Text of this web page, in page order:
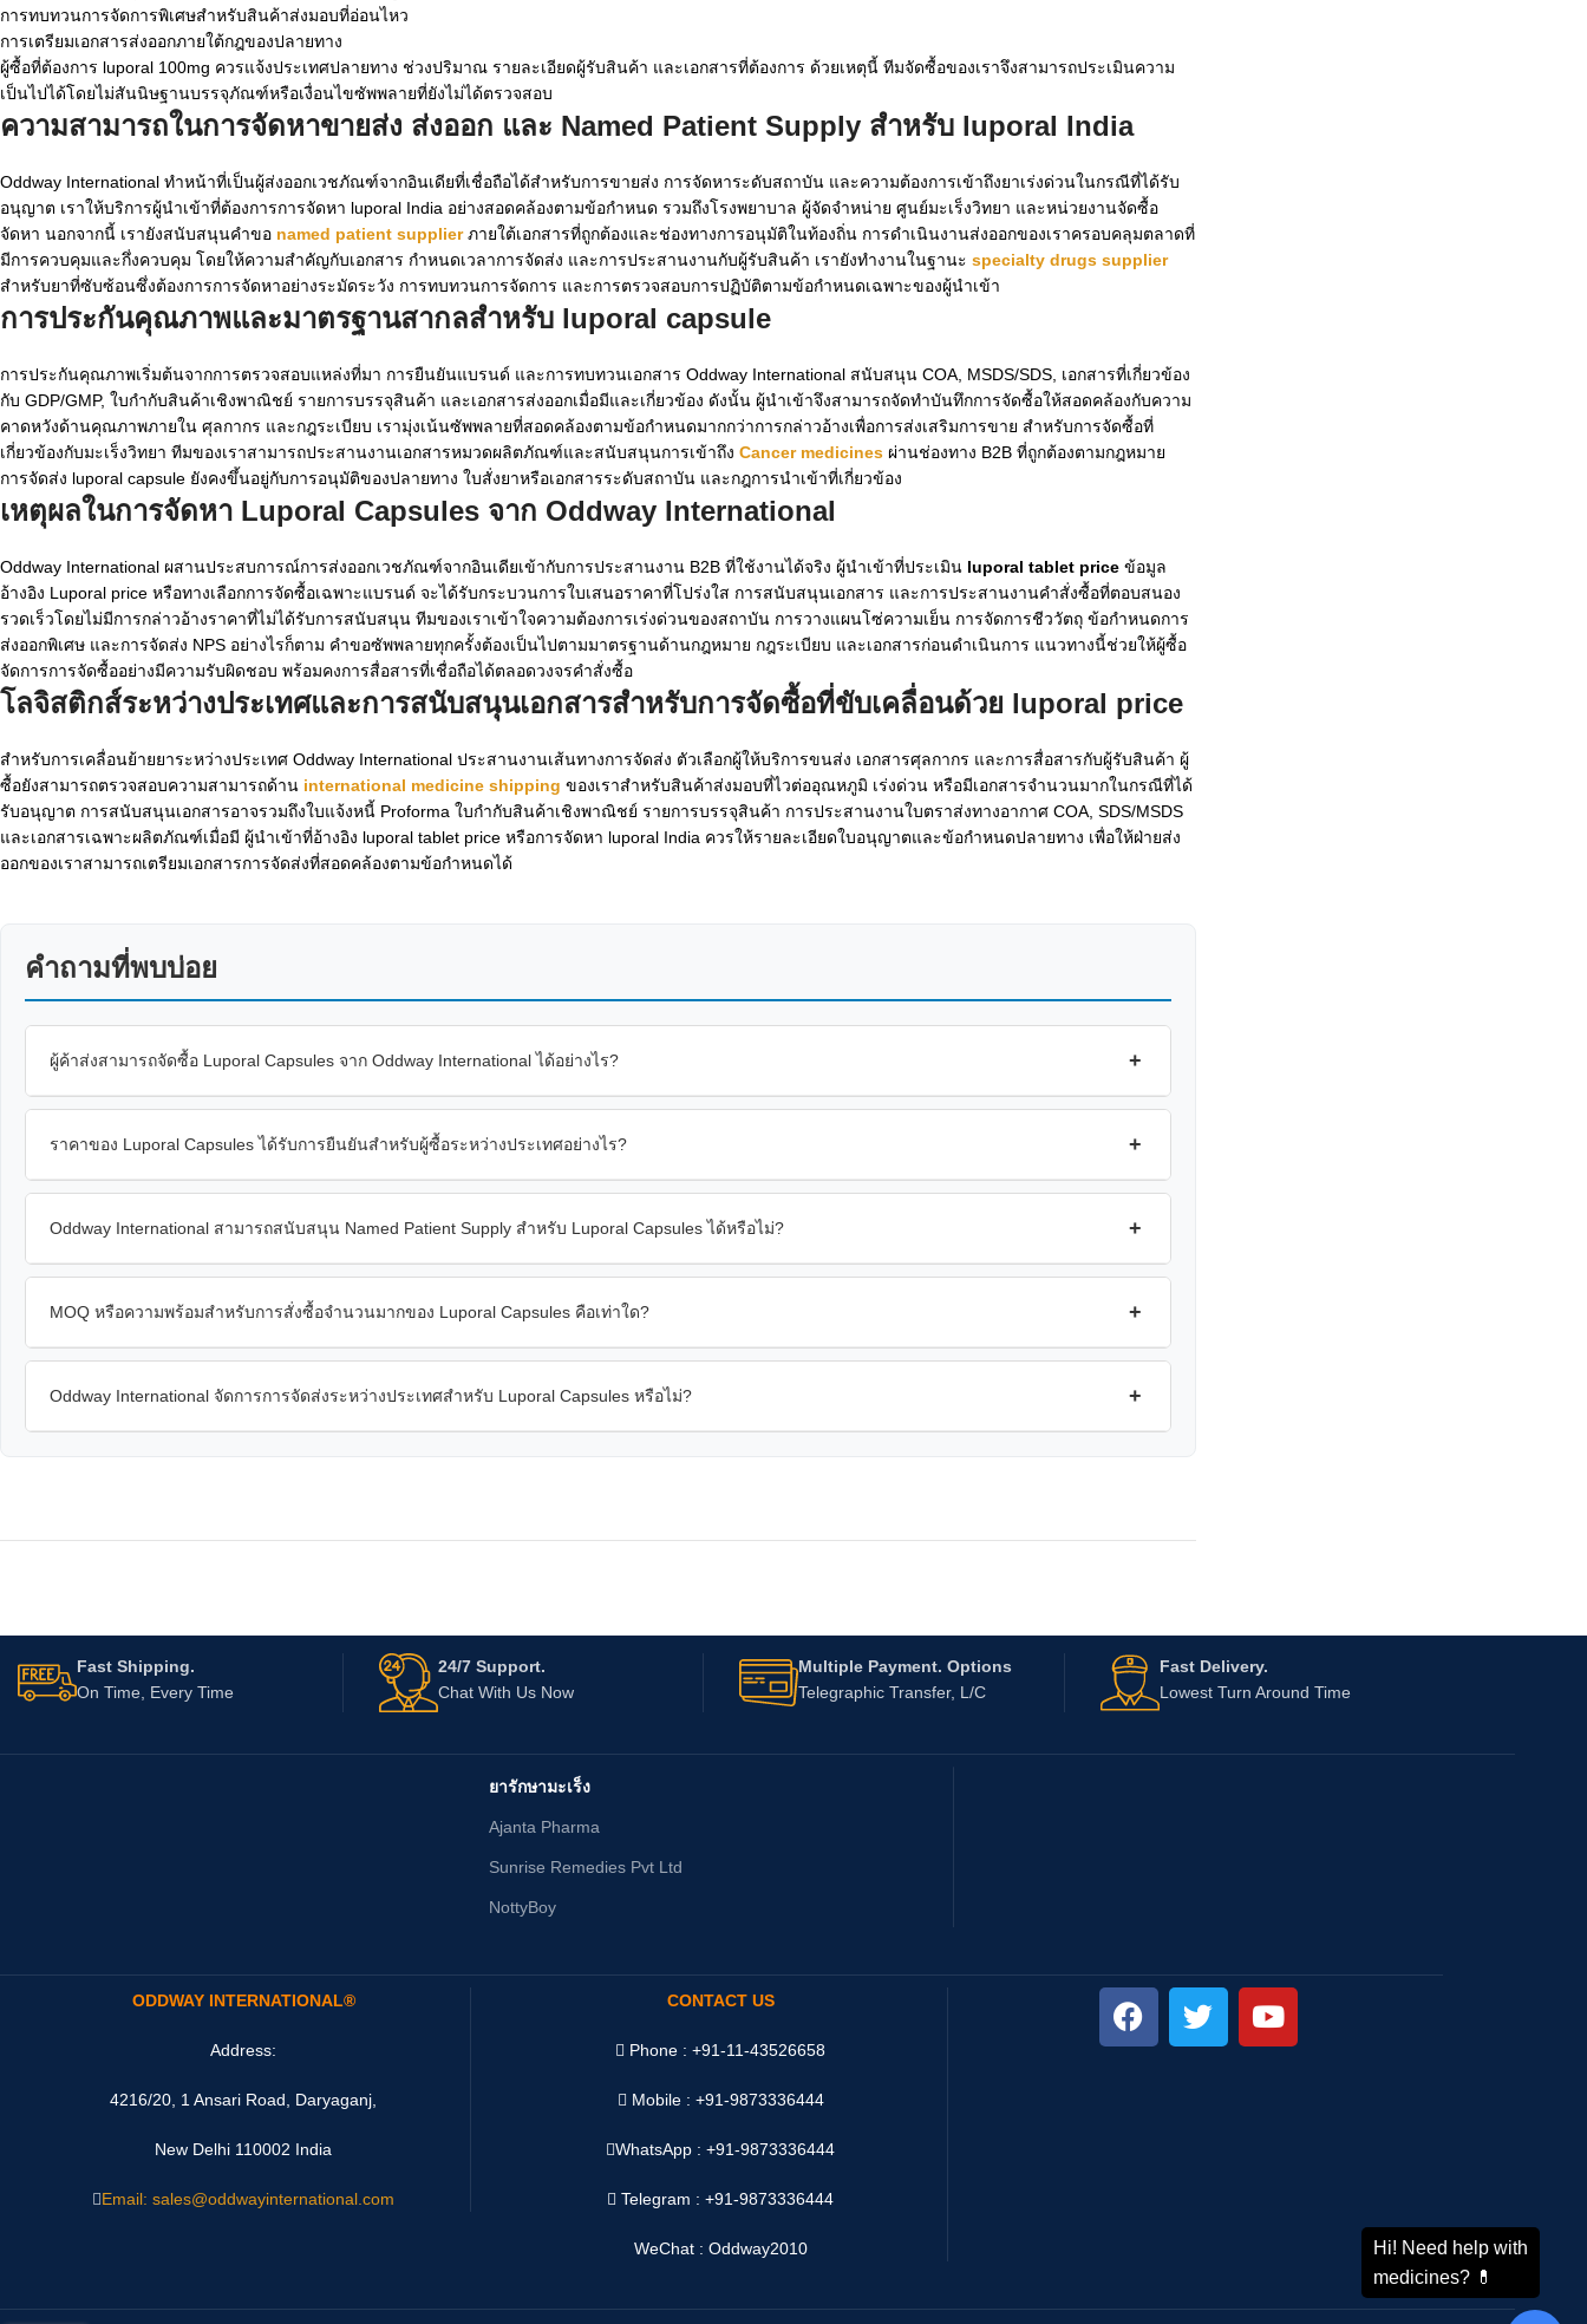
การทบทวนการจัดการพิเศษสำหรับสินค้าส่งมอบที่อ่อนไหว
การเตรียมเอกสารส่งออกภายใต้กฎของปลายทาง
ผู้ซื้อที่ต้องการ luporal 100mg ควรแจ้งประเทศปลายทาง ช่วงปริมาณ รายละเอียดผู้รับสินค้า และเอกสารที่ต้องการ ด้วยเหตุนี้ ทีมจัดซื้อของเราจึงสามารถประเมินความ
เป็นไปได้โดยไม่สันนิษฐานบรรจุภัณฑ์หรือเงื่อนไขซัพพลายที่ยังไม่ได้ตรวจสอบ
ความสามารถในการจัดหาขายส่ง ส่งออก และ Named Patient Supply สำหรับ luporal India
Oddway International ทำหน้าที่เป็นผู้ส่งออกเวชภัณฑ์จากอินเดียที่เชื่อถือได้สำหรับการขายส่ง การจัดหาระดับสถาบัน และความต้องการเข้าถึงยาเร่งด่วนในกรณีที่ได้รับ
อนุญาต เราให้บริการผู้นำเข้าที่ต้องการการจัดหา luporal India อย่างสอดคล้องตามข้อกำหนด รวมถึงโรงพยาบาล ผู้จัดจำหน่าย ศูนย์มะเร็งวิทยา และหน่วยงานจัดซื้อ
จัดหา นอกจากนี้ เรายังสนับสนุนคำขอ named patient supplierภายใต้เอกสารที่ถูกต้องและช่องทางการอนุมัติในท้องถิ่น การดำเนินงานส่งออกของเราครอบคลุมตลาดที่
มีการควบคุมและกึ่งควบคุม โดยให้ความสำคัญกับเอกสาร กำหนดเวลาการจัดส่ง และการประสานงานกับผู้รับสินค้า เรายังทำงานในฐานะ specialty drugs supplier
สำหรับยาที่ซับซ้อนซึ่งต้องการการจัดหาอย่างระมัดระวัง การทบทวนการจัดการ และการตรวจสอบการปฏิบัติตามข้อกำหนดเฉพาะของผู้นำเข้า
การประกันคุณภาพและมาตรฐานสากลสำหรับ luporal capsule
การประกันคุณภาพเริ่มต้นจากการตรวจสอบแหล่งที่มา การยืนยันแบรนด์ และการทบทวนเอกสาร Oddway International สนับสนุน COA, MSDS/SDS, เอกสารที่เกี่ยวข้อง
กับ GDP/GMP, ใบกำกับสินค้าเชิงพาณิชย์ รายการบรรจุสินค้า และเอกสารส่งออกเมื่อมีและเกี่ยวข้อง ดังนั้น ผู้นำเข้าจึงสามารถจัดทำบันทึกการจัดซื้อให้สอดคล้องกับความ
คาดหวังด้านคุณภาพภายใน ศุลกากร และกฎระเบียบ เรามุ่งเน้นซัพพลายที่สอดคล้องตามข้อกำหนดมากกว่าการกล่าวอ้างเพื่อการส่งเสริมการขาย สำหรับการจัดซื้อที่
เกี่ยวข้องกับมะเร็งวิทยา ทีมของเราสามารถประสานงานเอกสารหมวดผลิตภัณฑ์และสนับสนุนการเข้าถึง Cancer medicines ผ่านช่องทาง B2B ที่ถูกต้องตามกฎหมาย
การจัดส่ง luporal capsule ยังคงขึ้นอยู่กับการอนุมัติของปลายทาง ใบสั่งยาหรือเอกสารระดับสถาบัน และกฎการนำเข้าที่เกี่ยวข้อง
เหตุผลในการจัดหา Luporal Capsules จาก Oddway International
Oddway International ผสานประสบการณ์การส่งออกเวชภัณฑ์จากอินเดียเข้ากับการประสานงาน B2B ที่ใช้งานได้จริง ผู้นำเข้าที่ประเมิน luporal tablet price ข้อมูล
อ้างอิง Luporal price หรือทางเลือกการจัดซื้อเฉพาะแบรนด์ จะได้รับกระบวนการใบเสนอราคาที่โปร่งใส การสนับสนุนเอกสาร และการประสานงานคำสั่งซื้อที่ตอบสนอง
รวดเร็วโดยไม่มีการกล่าวอ้างราคาที่ไม่ได้รับการสนับสนุน ทีมของเราเข้าใจความต้องการเร่งด่วนของสถาบัน การวางแผนโซ่ความเย็น การจัดการชีววัตถุ ข้อกำหนดการ
ส่งออกพิเศษ และการจัดส่ง NPS อย่างไรก็ตาม คำขอซัพพลายทุกครั้งต้องเป็นไปตามมาตรฐานด้านกฎหมาย กฎระเบียบ และเอกสารก่อนดำเนินการ แนวทางนี้ช่วยให้ผู้ซื้อ
จัดการการจัดซื้ออย่างมีความรับผิดชอบ พร้อมคงการสื่อสารที่เชื่อถือได้ตลอดวงจรคำสั่งซื้อ
โลจิสติกส์ระหว่างประเทศและการสนับสนุนเอกสารสำหรับการจัดซื้อที่ขับเคลื่อนด้วย luporal price
สำหรับการเคลื่อนย้ายยาระหว่างประเทศ Oddway International ประสานงานเส้นทางการจัดส่ง ตัวเลือกผู้ให้บริการขนส่ง เอกสารศุลกากร และการสื่อสารกับผู้รับสินค้า ผู้
ซื้อยังสามารถตรวจสอบความสามารถด้าน international medicine shipping ของเราสำหรับสินค้าส่งมอบที่ไวต่ออุณหภูมิ เร่งด่วน หรือมีเอกสารจำนวนมากในกรณีที่ได้
รับอนุญาต การสนับสนุนเอกสารอาจรวมถึงใบแจ้งหนี้ Proforma ใบกำกับสินค้าเชิงพาณิชย์ รายการบรรจุสินค้า การประสานงานใบตราส่งทางอากาศ COA, SDS/MSDS
และเอกสารเฉพาะผลิตภัณฑ์เมื่อมี ผู้นำเข้าที่อ้างอิง luporal tablet price หรือการจัดหา luporal India ควรให้รายละเอียดใบอนุญาตและข้อกำหนดปลายทาง เพื่อให้ฝ่ายส่ง
ออกของเราสามารถเตรียมเอกสารการจัดส่งที่สอดคล้องตามข้อกำหนดได้
คำถามที่พบบ่อย
ผู้ค้าส่งสามารถจัดซื้อ Luporal Capsules จาก Oddway International ได้อย่างไร? +
ราคาของ Luporal Capsules ได้รับการยืนยันสำหรับผู้ซื้อระหว่างประเทศอย่างไร? +
Oddway International สามารถสนับสนุน Named Patient Supply สำหรับ Luporal Capsules ได้หรือไม่? +
MOQ หรือความพร้อมสำหรับการสั่งซื้อจำนวนมากของ Luporal Capsules คือเท่าใด? +
Oddway International จัดการการจัดส่งระหว่างประเทศสำหรับ Luporal Capsules หรือไม่? +
Fast Shipping.
On Time, Every Time
24/7 Support.
Chat With Us Now
Multiple Payment. Options
Telegraphic Transfer, L/C
Fast Delivery.
Lowest Turn Around Time
ยารักษามะเร็ง
Ajanta Pharma
Sunrise Remedies Pvt Ltd
NottyBoy
ODDWAY INTERNATIONAL®
Address:
4216/20, 1 Ansari Road, Daryaganj,
New Delhi 110002 India
Email: sales@oddwayinternational.com
CONTACT US
Phone : +91-11-43526658
Mobile : +91-9873336444
WhatsApp :+91-9873336444
Telegram : +91-9873336444
WeChat : Oddway2010